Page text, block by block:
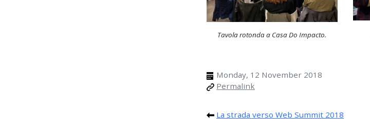
Tavola rotonda a Casa Do Impacto.
Monday, 12 November 2018
Permalink
La strada verso Web Summit 2018